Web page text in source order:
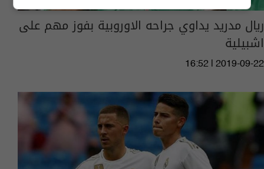
ريال مدريد يداوي جراحه الاوروبية بفوز مهم على
اشبيلية
16:52 | 2019-09-22